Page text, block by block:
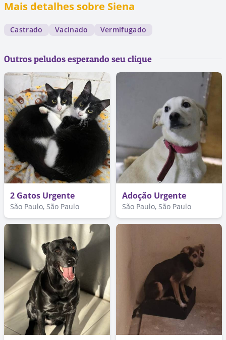
Mais detalhes sobre Siena
Castrado Vacinado Vermifugado
Outros peludos esperando seu clique
2 Gatos Urgente
São Paulo, São Paulo
Adoção Urgente
São Paulo, São Paulo